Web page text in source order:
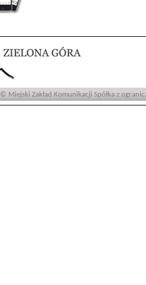
© Miejski Zakład Komunikacji Spółka z